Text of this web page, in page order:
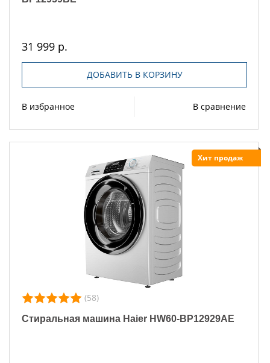
31 999 р.
ДОБАВИТЬ В КОРЗИНУ
В избранное В сравнение
Хит продаж
(58)
Стиральная машина Haier HW60-BP12929AE